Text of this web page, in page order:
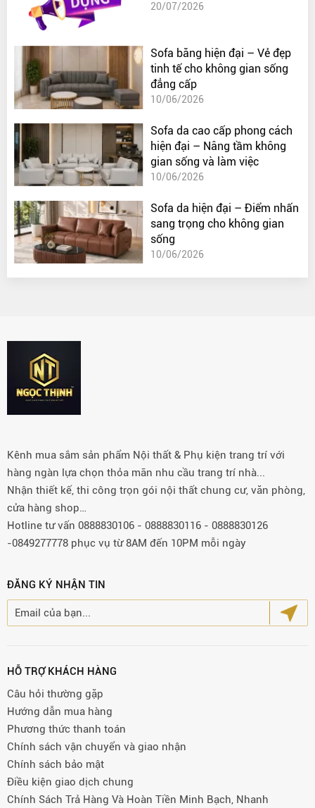
20/07/2026
Sofa băng hiện đại – Vẻ đẹp
tinh tế cho không gian sống
đẳng cấp
10/06/2026
Sofa da cao cấp phong cách
hiện đại – Nâng tầm không
gian sống và làm việc
10/06/2026
Sofa da hiện đại – Điểm nhấn
sang trọng cho không gian
sống
10/06/2026
Kênh mua sắm sản phẩm Nội thất & Phụ kiện trang trí với
hàng ngàn lựa chọn thỏa mãn nhu cầu trang trí nhà...
Nhận thiết kế, thi công trọn gói nội thất chung cư, văn phòng,
cửa hàng shop…
Hotline tư vấn 0888830106 - 0888830116 - 0888830126
-0849277778 phục vụ từ 8AM đến 10PM mỗi ngày
ĐĂNG KÝ NHẬN TIN
HỖ TRỢ KHÁCH HÀNG
Câu hỏi thường gặp
Hướng dẫn mua hàng
Phương thức thanh toán
Chính sách vận chuyển và giao nhận
Chính sách bảo mật
Điều kiện giao dịch chung
Chính Sách Trả Hàng Và Hoàn Tiền Minh Bạch, Nhanh